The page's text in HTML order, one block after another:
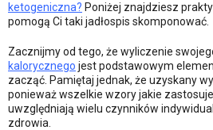
ketogeniczna? Poniżej znajdziesz
pomogą Ci taki jadłospis skomponować.
Zacznijmy od tego, że wyliczenie
kalorycznego jest podstawowym
zacząć. Pamiętaj jednak, że uzyskany
ponieważ wszelkie wzory jakie
uwzględniają wielu czynników
zdrowia.